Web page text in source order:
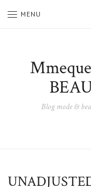
MENU
Blog mode &